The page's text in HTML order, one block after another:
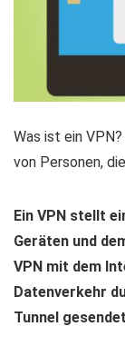
Was ist ein
von Personen,
Ein VPN stellt
Geräten und
VPN mit dem
Datenverkehr
Tunnel